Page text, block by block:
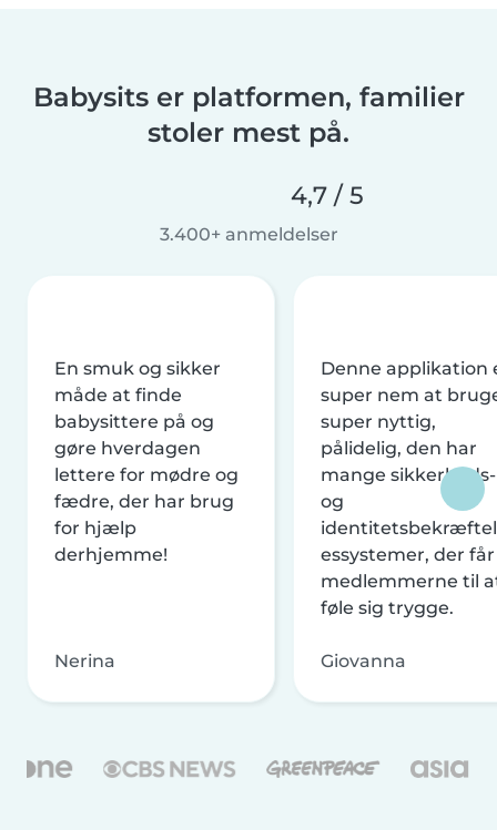
Babysits er platformen, familier
stoler mest på.
4,7 / 5
3.400+ anmeldelser
En smuk og sikker
måde at finde
babysittere på og
gøre hverdagen
lettere for mødre og
fædre, der har brug
for hjælp
derhjemme!
Nerina
Denne applikation
super nem at
super nyttig,
pålidelig, den har
mange sikkerheds-
og
essystemer, der får
medlemmerne til
føle sig trygge.
Giovanna